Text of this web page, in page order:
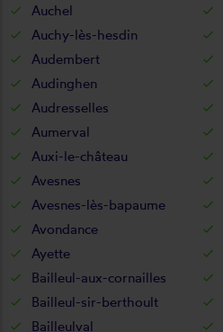
Auchel
Auchy-lès-hesdin
Audembert
Audinghen
Audresselles
Aumerval
Auxi-le-château
Avesnes
Avesnes-lès-bapaume
Avondance
Ayette
Bailleul-aux-cornailles
Bailleul-sir-berthoult
Bailleulval